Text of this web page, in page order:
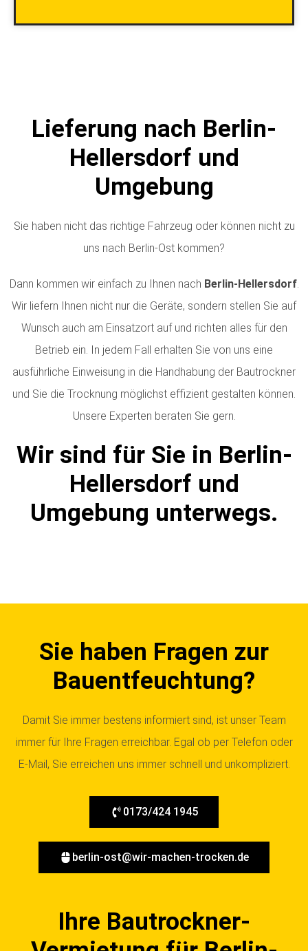
Lieferung nach Berlin-
Hellersdorf und
Umgebung
Sie haben nicht das richtige Fahrzeug oder können nicht zu
uns nach Berlin-Ost kommen?
Dann kommen wir einfach zu Ihnen nach Berlin-Hellersdorf.
Wir liefern Ihnen nicht nur die Geräte, sondern stellen Sie auf
Wunsch auch am Einsatzort auf und richten alles für den
Betrieb ein. In jedem Fall erhalten Sie von uns eine
ausführliche Einweisung in die Handhabung der Bautrockner
und Sie die Trocknung möglichst effizient gestalten können.
Unsere Experten beraten Sie gern.
Wir sind für Sie in Berlin-
Hellersdorf und
Umgebung unterwegs.
Sie haben Fragen zur
Bauentfeuchtung?
Damit Sie immer bestens informiert sind, ist unser Team
immer für Ihre Fragen erreichbar. Egal ob per Telefon oder
E-Mail, Sie erreichen uns immer schnell und unkompliziert.
0173/424 1945
berlin-ost@wir-machen-trocken.de
Ihre Bautrockner-